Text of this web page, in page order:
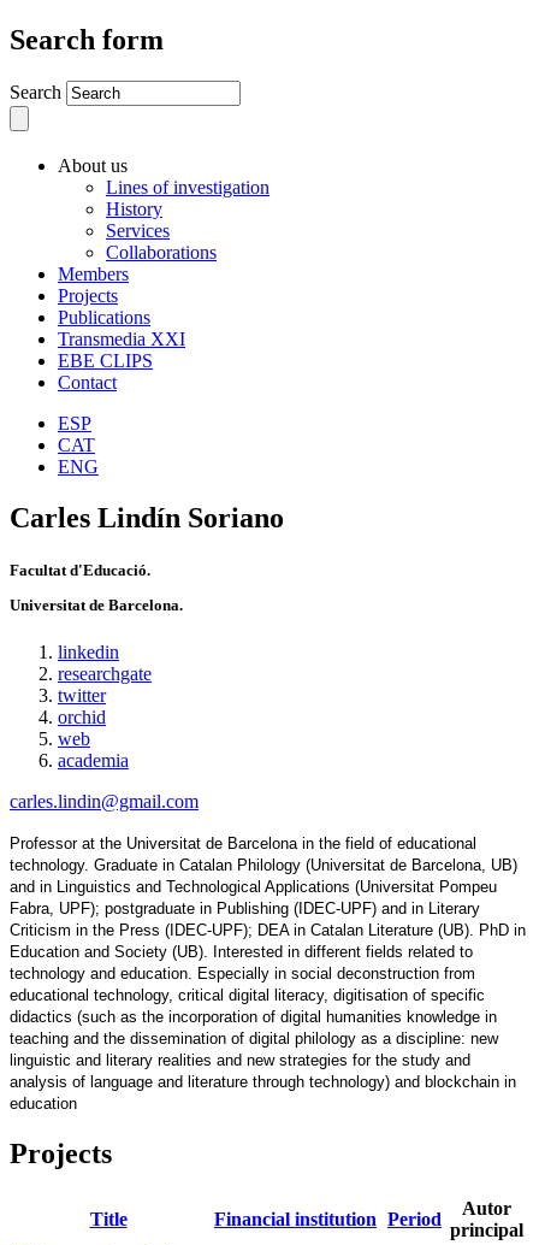
Search form
Search
About us
Lines of investigation
History
Services
Collaborations
Members
Projects
Publications
Transmedia XXI
EBE CLIPS
Contact
ESP
CAT
ENG
Carles Lindín Soriano
Facultat d'Educació.
Universitat de Barcelona.
linkedin
researchgate
twitter
orchid
web
academia
carles.lindin@gmail.com
Professor at the Universitat de Barcelona in the field of educational
technology. Graduate in Catalan Philology (Universitat de Barcelona, UB)
and in Linguistics and Technological Applications (Universitat Pompeu
Fabra, UPF); postgraduate in Publishing (IDEC-UPF) and in Literary
Criticism in the Press (IDEC-UPF); DEA in Catalan Literature (UB). PhD in
Education and Society (UB). Interested in different fields related to
technology and education. Especially in social deconstruction from
educational technology, critical digital literacy, digitisation of specific
didactics (such as the incorporation of digital humanities knowledge in
teaching and the dissemination of digital philology as a discipline: new
linguistic and literary realities and new strategies for the study and
analysis of language and literature through technology) and blockchain in
education
Projects
Title Financial institution Period
Autor
principal